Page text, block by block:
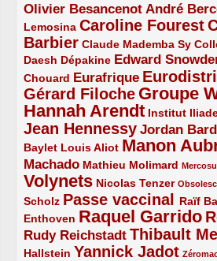
Olivier Besancenot
3/5 André
3/5
2/5
Lemosina
2/5 Caroline Fourest
4/5
Barbier
4/5 Claude Mademba Sy
2/5
2/5
Daesh
2/5 Dépakine
2/5 Edward
3/5
1/5
Chouard
2/5 Eurafrique
3/5
4/5
2/5
Gérard Filoche
4/5 Groupe
5/5
Hannah Arendt
5/5 Institut
2/5
4/5
Jean Hennessy
4/5 Jordan
3/5
Baylet
2/5 Louis Aliot
2/5 Manon
5/5
Machado
3/5 Mathieu Molimard
2/5
1/5
Volynets
5/5 Nicolas Tenzer
2/5
1/5
Scholz
2/5 Passe vaccinal
4/5 Raïf
2/5
Enthoven
2/5 Raquel Garrido
5/5
4/5
Rudy Reichstadt
3/5 Thibault
4/5
2/5
Hallstein
2/5 Yannick Jadot
4/5
1/5